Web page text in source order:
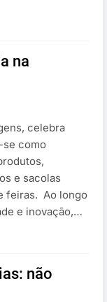
na
celebra
se como
e sacolas
feiras. Ao longo
e inovação,…
não